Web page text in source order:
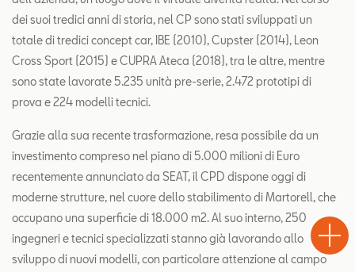
dei suoi tredici anni di storia, nel CP sono stati sviluppati un
totale di tredici concept car, IBE (2010), Cupster (2014), Leon
Cross Sport (2015) e CUPRA Ateca (2018), tra le altre, mentre
sono state lavorate 5.235 unità pre-serie, 2.472 prototipi di
prova e 224 modelli tecnici.
Grazie alla sua recente trasformazione, resa possibile da un
investimento compreso nel piano di 5.000 milioni di Euro
recentemente annunciato da SEAT, il CPD dispone oggi di
moderne strutture, nel cuore dello stabilimento di Martorell, che
occupano una superficie di 18.000 m2. Al suo interno, 250
ingegneri e tecnici specializzati stanno già lavorando allo
sviluppo di nuovi modelli, con particolare attenzione al campo
Test
Drive
Chiama